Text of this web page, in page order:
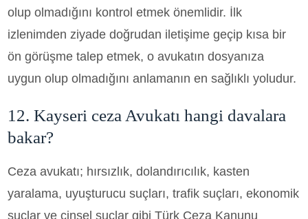
olup olmadığını kontrol etmek önemlidir. İlk
izlenimden ziyade doğrudan iletişime geçip kısa bir
ön görüşme talep etmek, o avukatın dosyanıza
uygun olup olmadığını anlamanın en sağlıklı yoludur.
12. Kayseri ceza Avukatı hangi davalara
bakar?
Ceza avukatı; hırsızlık, dolandırıcılık, kasten
yaralama, uyuşturucu suçları, trafik suçları, ekonomik
suçlar ve cinsel suçlar gibi Türk Ceza Kanunu